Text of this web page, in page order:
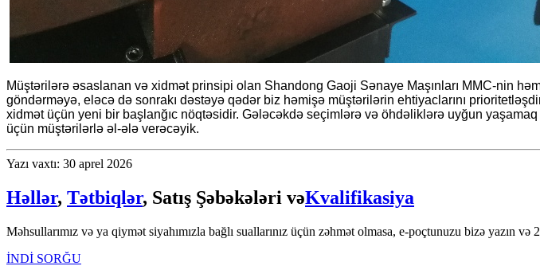
Müştərilərə əsaslanan və xidmət prinsipi olan Shandong Gaoji Sənaye Maşınları MMC-nin
göndərməyə, eləcə də sonrakı dəstəyə qədər biz həmişə müştərilərin ehtiyaclarını
xidmət üçün yeni bir başlanğıc nöqtəsidir. Gələcəkdə seçimlərə və öhdəliklərə uyğun
üçün müştərilərlə əl-ələ verəcəyik.
Yazı vaxtı: 30 aprel 2026
Həllər, Tətbiqlər, Satış Şəbəkələri vəKvalifikasiya
Məhsullarımız və ya qiymət siyahımızla bağlı suallarınız üçün zəhmət olmasa, e-poçtunuzu bizə yazın və
İNDİ SORĞU